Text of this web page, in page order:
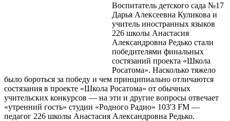
Воспитатель детского сада №17
Дарья Алексеевна Куликова и
учитель иностранных языков
226 школы Анастасия
Александровна Редько стали
победителями финальных
состязаний проекта «Школа
Росатома». Насколько тяжело
было бороться за победу и чем принципиально отличаются
состязания в проекте «Школа Росатома» от обычных
учительских конкурсов — на эти и другие вопросы отвечает
«утренний гость» студии «Родного Радио» 103'3 FM —
педагог 226 школы Анастасия Александровна Редько.